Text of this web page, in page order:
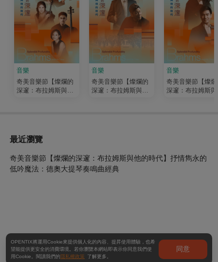
音樂
奇美音樂節【燦爛的
深邃：布拉姆斯與他
音樂
奇美音樂節【燦爛的
深邃：布拉姆斯與他
音樂
奇美音樂節【燦爛
深邃：布拉姆斯與
最近瀏覽
奇美音樂節【燦爛的深邃：布拉姆斯與他的時代】抒情雋永的
低吟魔法：德奧大提琴奏鳴曲經典
OPENTIX將運用Cookie來提供個人化的內容、提昇使用體驗，也希
望能提供更安全的消費環境。若你瀏覽本網站即表示你同意我們使
用Cookie。閱讀我們的隱私權政策 了解更多。
同意